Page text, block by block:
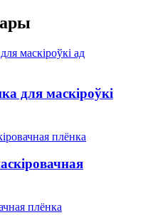
для маскіроўкі